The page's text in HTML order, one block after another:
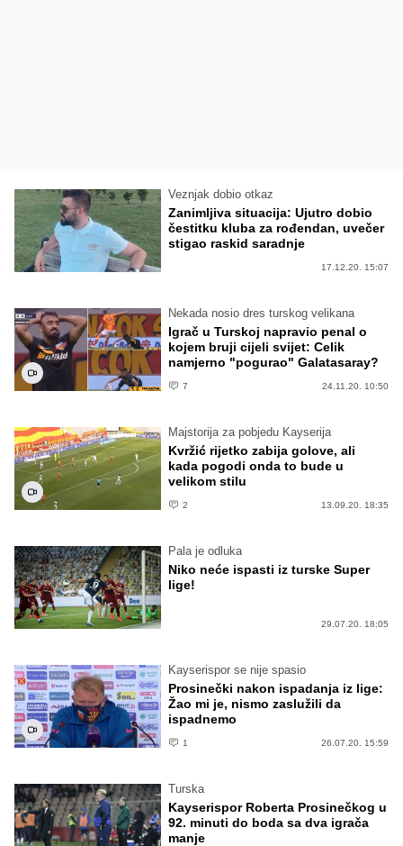
Veznjak dobio otkaz
Zanimljiva situacija: Ujutro dobio
čestitku kluba za rođendan, uvečer
stigao raskid saradnje
17.12.20. 15:07
Nekada nosio dres turskog velikana
Igrač u Turskoj napravio penal o
kojem bruji cijeli svijet: Celik
namjerno "pogurao" Galatasaray?
7 24.11.20. 10:50
Majstorija za pobjedu Kayserija
Kvržić rijetko zabija golove, ali
kada pogodi onda to bude u
velikom stilu
2 13.09.20. 18:35
Pala je odluka
Niko neće ispasti iz turske Super
lige!
29.07.20. 18:05
Kayserispor se nije spasio
Prosinečki nakon ispadanja iz lige:
Žao mi je, nismo zaslužili da
ispadnemo
1 26.07.20. 15:59
Turska
Kayserispor Roberta Prosinečkog u
92. minuti do boda sa dva igrača
manje